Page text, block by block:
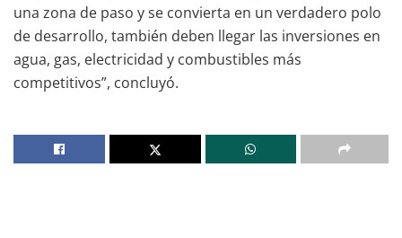
una zona de paso y se convierta en un verdadero polo
de desarrollo, también deben llegar las inversiones en
agua, gas, electricidad y combustibles más
competitivos”, concluyó.